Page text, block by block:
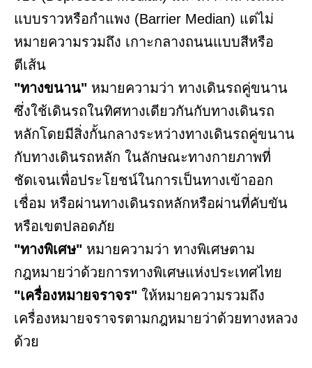
แบบราวหรือกำแพง (Barrier Median) แต่ไม่
หมายความรวมถึง เกาะกลางถนนแบบสีหรือ
ตีเส้น
"ทางขนาน" หมายความว่า ทางเดินรถคู่ขนาน
ซึ่งใช้เดินรถในทิศทางเดียวกันกับทางเดินรถ
หลักโดยมีสิ่งกั้นกลางระหว่างทางเดินรถคู่ขนาน
กับทางเดินรถหลัก ในลักษณะทางกายภาพที่
ชัดเจนเพื่อประโยชน์ในการเป็นทางเข้าออก
เชื่อม หรือผ่านทางเดินรถหลักหรือผ่านที่คับขัน
หรือเขตปลอดภัย
"ทางพิเศษ" หมายความว่า ทางพิเศษตาม
กฎหมายว่าด้วยการทางพิเศษแห่งประเทศไทย
"เครื่องหมายจราจร" ให้หมายความรวมถึง
เครื่องหมายจราจรตามกฎหมายว่าด้วยทางหลวง
ด้วย